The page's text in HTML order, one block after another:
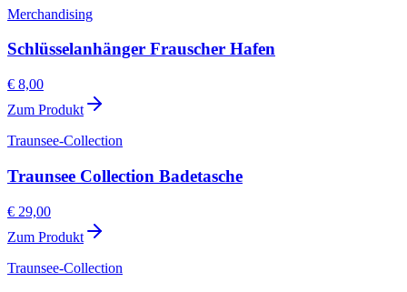
Merchandising
Schlüsselanhänger Frauscher Hafen
€ 8,00
Zum Produkt
Traunsee-Collection
Traunsee Collection Badetasche
€ 29,00
Zum Produkt
Traunsee-Collection